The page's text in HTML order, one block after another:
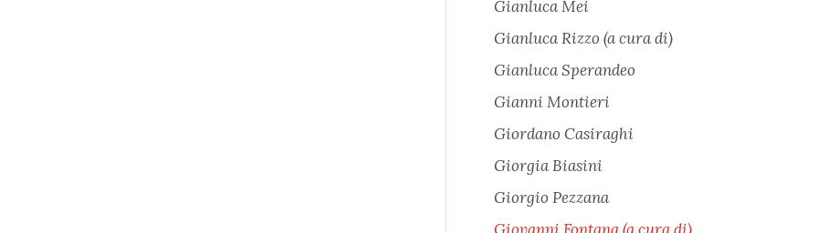
Gianluca Mei
Gianluca Rizzo (a cura di)
Gianluca Sperandeo
Gianni Montieri
Giordano Casiraghi
Giorgia Biasini
Giorgio Pezzana